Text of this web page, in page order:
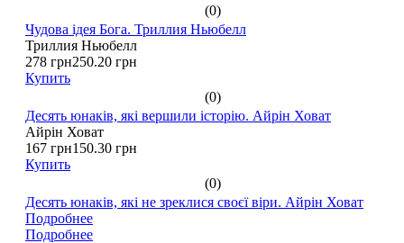
(0)
Чудова ідея Бога. Триллия Ньюбелл
Триллия Ньюбелл
278 грн250.20 грн
Купить
(0)
Десять юнаків, які вершили історію. Айрін Ховат
Айрін Ховат
167 грн150.30 грн
Купить
(0)
Десять юнаків, які не зреклися своєї віри. Айрін Ховат
Подробнее
Подробнее